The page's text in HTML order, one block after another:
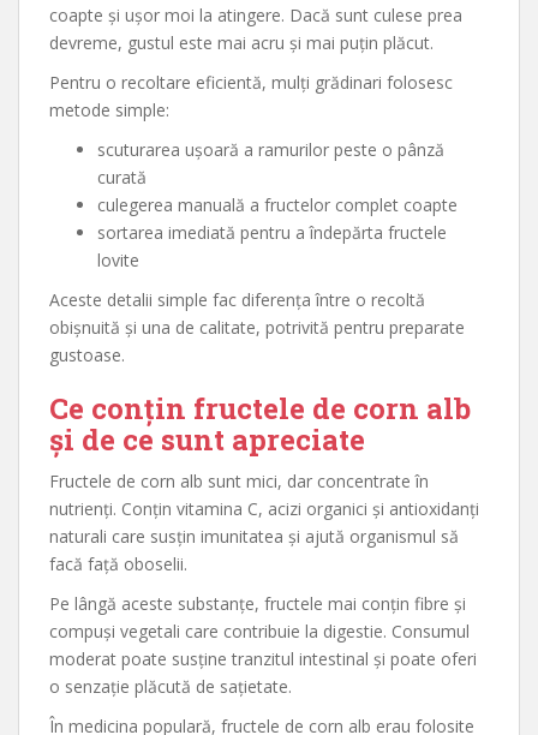
coapte și ușor moi la atingere. Dacă sunt culese prea
devreme, gustul este mai acru și mai puțin plăcut.
Pentru o recoltare eficientă, mulți grădinari folosesc
metode simple:
scuturarea ușoară a ramurilor peste o pânză
curată
culegerea manuală a fructelor complet coapte
sortarea imediată pentru a îndepărta fructele
lovite
Aceste detalii simple fac diferența între o recoltă
obișnuită și una de calitate, potrivită pentru preparate
gustoase.
Ce conțin fructele de corn alb
și de ce sunt apreciate
Fructele de corn alb sunt mici, dar concentrate în
nutrienți. Conțin vitamina C, acizi organici și antioxidanți
naturali care susțin imunitatea și ajută organismul să
facă față oboselii.
Pe lângă aceste substanțe, fructele mai conțin fibre și
compuși vegetali care contribuie la digestie. Consumul
moderat poate susține tranzitul intestinal și poate oferi
o senzație plăcută de sațietate.
În medicina populară, fructele de corn alb erau folosite